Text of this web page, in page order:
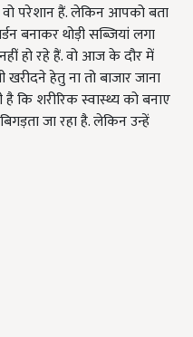
परेशान हैं. लेकिन आपको बता
बनाकर थोड़ी सब्जियां लगा
हो रहे हैं. वो आज के दौर में
हेतु ना तो बाजार जाना
कि शरीरिक स्वास्थ्य को बनाए
जा रहा है. लेकिन उन्हें